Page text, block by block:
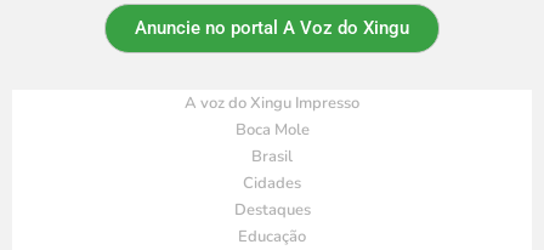
Anuncie no portal A Voz do Xingu
A voz do Xingu Impresso
Boca Mole
Brasil
Cidades
Destaques
Educação